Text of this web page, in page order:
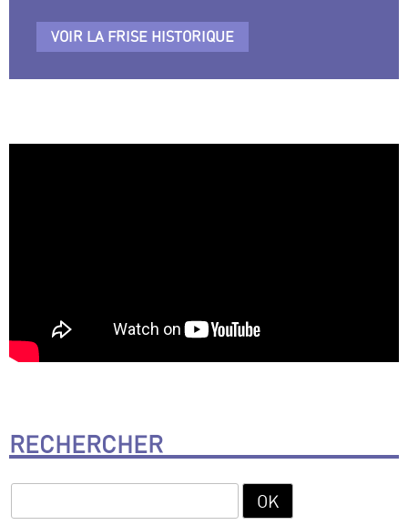
VOIR LA FRISE HISTORIQUE
RECHERCHER